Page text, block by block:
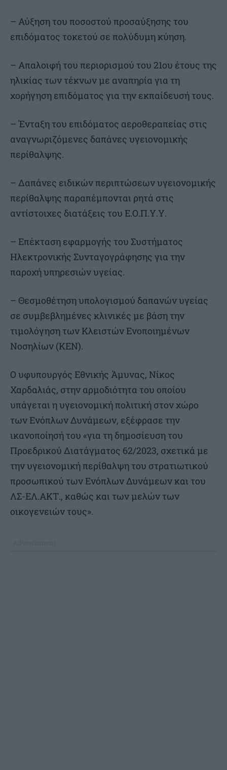
– Αύξηση του ποσοστού προσαύξησης του
επιδόματος τοκετού σε πολύδυμη κύηση.
– Απαλοιφή του περιορισμού του 21ου έτους της
ηλικίας των τέκνων με αναπηρία για τη
χορήγηση επιδόματος για την εκπαίδευσή τους.
– Ένταξη του επιδόματος αεροθεραπείας στις
αναγνωριζόμενες δαπάνες υγειονομικής
περίθαλψης.
– Δαπάνες ειδικών περιπτώσεων υγειονομικής
περίθαλψης παραπέμπονται ρητά στις
αντίστοιχες διατάξεις του Ε.Ο.Π.Υ.Υ.
– Επέκταση εφαρμογής του Συστήματος
Ηλεκτρονικής Συνταγογράφησης για την
παροχή υπηρεσιών υγείας.
– Θεσμοθέτηση υπολογισμού δαπανών υγείας
σε συμβεβλημένες κλινικές με βάση την
τιμολόγηση των Κλειστών Ενοποιημένων
Νοσηλίων (ΚΕΝ).
Ο υφυπουργός Εθνικής Άμυνας, Νίκος
Χαρδαλιάς, στην αρμοδιότητα του οποίου
υπάγεται η υγειονομική πολιτική στον χώρο
των Ενόπλων Δυνάμεων, εξέφρασε την
ικανοποίησή του «για τη δημοσίευση του
Προεδρικού Διατάγματος 62/2023, σχετικά με
την υγειονομική περίθαλψη του στρατιωτικού
προσωπικού των Ενόπλων Δυνάμεων και του
ΛΣ-ΕΛ.ΑΚΤ., καθώς και των μελών των
οικογενειών τους».